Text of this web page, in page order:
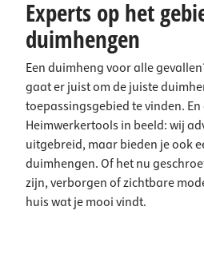
Experts op het
duimhengen
Een duimheng voor alle
gaat er juist om de juiste
toepassingsgebied te vinden.
Heimwerkertools in beeld: wij
uitgebreid, maar bieden je ook
duimhengen. Of het nu
zijn, verborgen of zichtbare
huis wat je mooi vindt.